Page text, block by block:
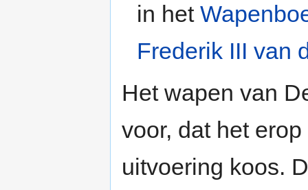
in het
Frederik III van
Het wapen van
voor, dat het
uitvoering koos.